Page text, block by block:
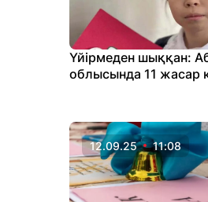
Үйірмеден шыққан:
облысында 11 жасар
12.09.25 11:08